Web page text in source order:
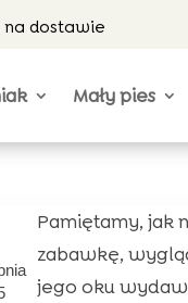
na dostawie
Mały pies
Pamiętamy, jak
zabawkę,
jego oku